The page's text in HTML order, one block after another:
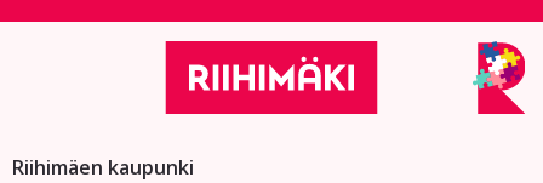
Riihimäen kaupunki